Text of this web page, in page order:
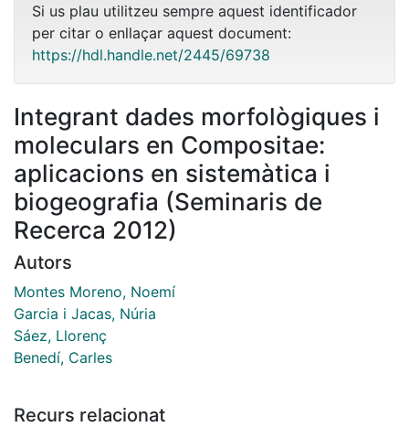
Si us plau utilitzeu sempre aquest identificador
per citar o enllaçar aquest document:
https://hdl.handle.net/2445/69738
Integrant dades morfològiques i
moleculars en Compositae:
aplicacions en sistemàtica i
biogeografia (Seminaris de
Recerca 2012)
Autors
Montes Moreno, Noemí
Garcia i Jacas, Núria
Sáez, Llorenç
Benedí, Carles
Recurs relacionat